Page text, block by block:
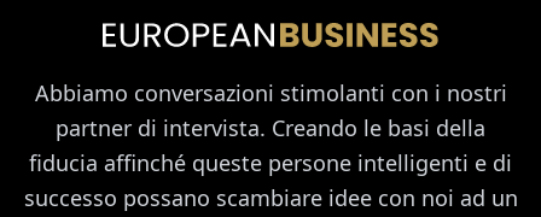
Abbiamo conversazioni stimolanti con i nostri
partner di intervista. Creando le basi della
fiducia affinché queste persone intelligenti e di
successo possano scambiare idee con noi ad un